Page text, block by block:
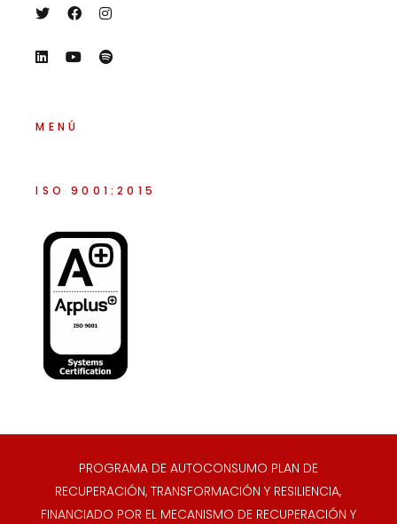
MENÚ
ISO 9001:2015
PROGRAMA DE AUTOCONSUMO PLAN DE
RECUPERACIÓN, TRANSFORMACIÓN Y RESILIENCIA,
FINANCIADO POR EL MECANISMO DE RECUPERACIÓN Y